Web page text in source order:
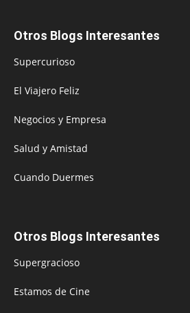
Otros Blogs Interesantes
Supercurioso
El Viajero Feliz
Negocios y Empresa
Salud y Amistad
Cuando Duermes
Otros Blogs Interesantes
Supergracioso
Estamos de Cine